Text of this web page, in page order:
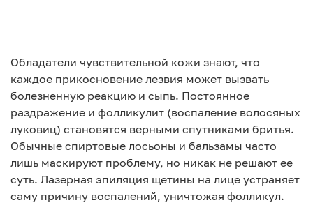
Обладатели чувствительной кожи знают, что
каждое прикосновение лезвия может вызвать
болезненную реакцию и сыпь. Постоянное
раздражение и фолликулит (воспаление волосяных
луковиц) становятся верными спутниками бритья.
Обычные спиртовые лосьоны и бальзамы часто
лишь маскируют проблему, но никак не решают ее
суть. Лазерная эпиляция щетины на лице устраняет
саму причину воспалений, уничтожая фолликул.